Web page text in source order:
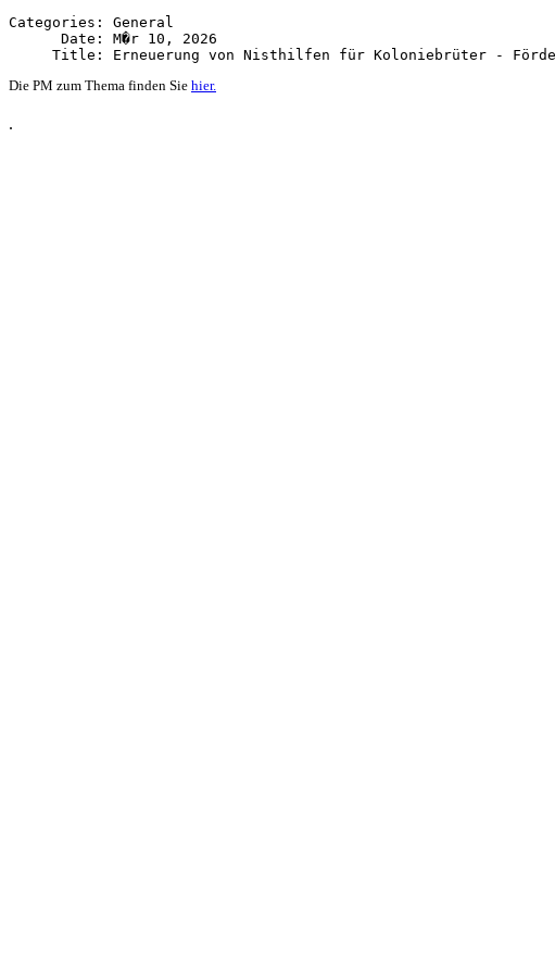
Categories: General
      Date: M�r 10, 2026
Die PM zum Thema finden Sie hier.
.